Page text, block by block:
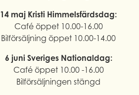
14 maj Kristi Himmelsfärdsdag:
Café öppet 10.00-16.00
Bilförsäljning öppet 10.00-14.00
6 juni Sveriges Nationaldag:
Café öppet 10.00 -16.00
Bilförsäljningen stängd